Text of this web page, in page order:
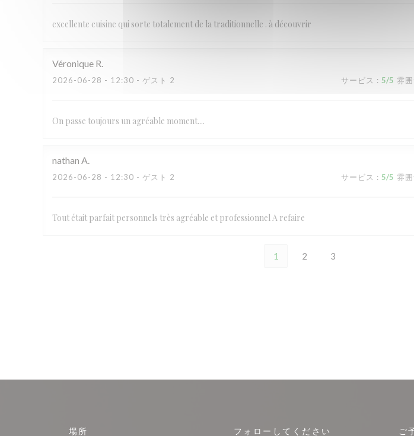
excellente cuisine qui sorte totalement de la traditionnelle . à découvrir
Véronique R
2026-06-28 - 12:30 - ゲスト 2 サービス : 5/5 雰
On passe toujours un agréable moment....
nathan A
2026-06-28 - 12:30 - ゲスト 2 サービス : 5/5 雰
Tout était parfait personnels très agréable et professionnel A refaire
1 2 3
場所 フォローしてください ご